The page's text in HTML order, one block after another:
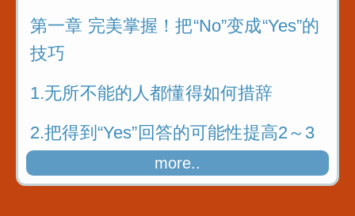
第一章 完美掌握！把“No”变成“Yes”的
技巧
1.无所不能的人都懂得如何措辞
2.把得到“Yes”回答的可能性提高2～3
more..